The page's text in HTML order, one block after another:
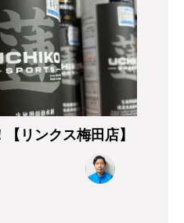
リンクス梅田店】